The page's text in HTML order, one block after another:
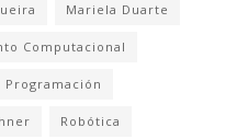
Mariela Duarte
Computacional
Programación
Robótica